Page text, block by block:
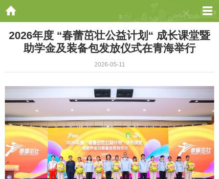
2026年度 “春蕾茁壮公益计划“ 成长课堂暨
助学金及装备包发放仪式在青海举行
2026-05-11